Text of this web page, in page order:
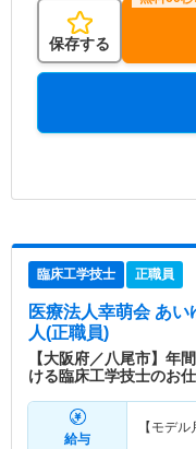
保存する
臨床工学技士 正職員
医療法人幸萌会 あい
人(正職員)
【大阪府／八尾市】年
ける臨床工学技士のお
給与
【モデル